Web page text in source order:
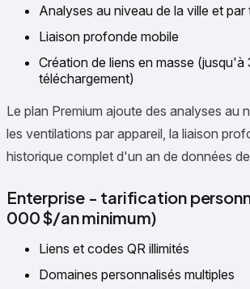
Analyses au niveau de la ville et
Liaison profonde mobile
Création de liens en masse
téléchargement)
Le plan Premium ajoute des analyses au
les ventilations par appareil, la liaison
historique complet d'un an de données
Enterprise - tarification
000 $/an minimum)
Liens et codes QR illimités
Domaines personnalisés multiples